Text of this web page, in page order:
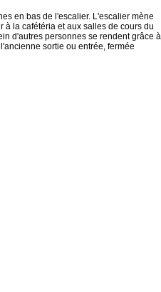
en bas de l'escalier. L'escalier mène
la cafétéria et aux salles de cours du
d'autres personnes se rendent grâce à
sortie ou entrée, fermée